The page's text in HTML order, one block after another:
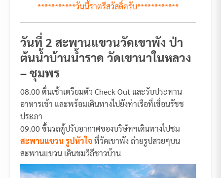
***********วันนี้ราตรีสวัสดิ์ครับ************
วันที่ 2 สะพานแขวนวัดเขาพัง ป่า
ต้นน้ำบ้านน้ำราด วัดเขานาในหลวง
– ชุมพร
08.00 ตื่นเช้าเตรียมตัว Check Out และรับประทาน
อาหารเช้า และพร้อมเดินทางไปยังท่าเรือที่เขื่อนรัชช
ประภา
09.00 ขึ้นรถตู้ปรับอากาศของบริษัทฯเดินทางไปชม
สะพานแขวน รูปหัวใจที่วัดเขาพัง ถ่ายรูปสวยๆบน
สะพานแขวน เดินชมวิถีชาวบ้าน